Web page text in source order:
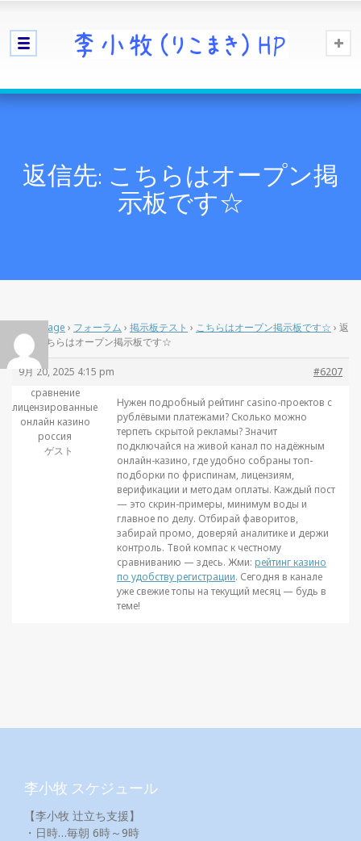
返信先: こちらはオープン掲
示板です☆
Home Page › フォーラム › 掲示板テスト › こちらはオープン掲示板です☆ › 返
信先: こちらはオープン掲示板です☆
9月 20, 2025 4:15 pm
#6207
сравнение
лицензированные
онлайн казино
россия
ゲスト
Нужен подробный рейтинг casino-проектов с
рублёвыми платежами? Сколько можно
терпеть скрытой рекламы? Значит
подключайся на живой канал по надёжным
онлайн-казино, где удобно собраны топ-
подборки по фриспинам, лицензиям,
верификации и методам оплаты. Каждый пост
— это скрин-примеры, минимум воды и
главное по делу. Отбирай фаворитов,
забирай промо, доверяй аналитике и держи
контроль. Твой компас к честному
сравниванию — здесь. Жми: рейтинг казино
по удобству регистрации. Сегодня в канале
уже свежие топы на текущий месяц — будь в
теме!
李小牧 スケジュール
【李小牧 辻立ち支援】
・日時…毎朝 6時～9時